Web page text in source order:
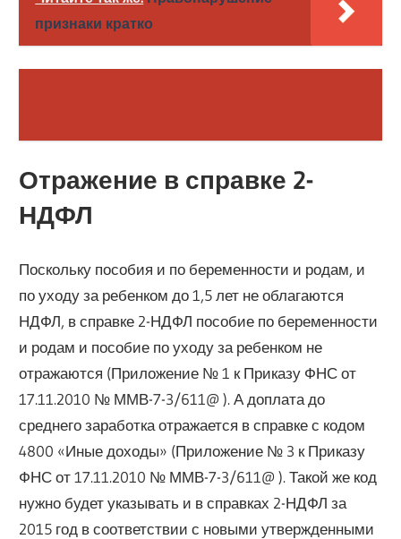
признаки кратко
Отражение в справке 2-
НДФЛ
Поскольку пособия и по беременности и родам, и
по уходу за ребенком до 1,5 лет не облагаются
НДФЛ, в справке 2-НДФЛ пособие по беременности
и родам и пособие по уходу за ребенком не
отражаются (Приложение № 1 к Приказу ФНС от
17.11.2010 № ММВ-7-3/611@ ). А доплата до
среднего заработка отражается в справке с кодом
4800 «Иные доходы» (Приложение № 3 к Приказу
ФНС от 17.11.2010 № ММВ-7-3/611@ ). Такой же код
нужно будет указывать и в справках 2-НДФЛ за
2015 год в соответствии с новыми утвержденными